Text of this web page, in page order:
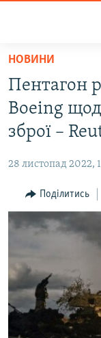
Перейти
основного
матеріалу
Перейти
до
основної
Перейти
до
пошуку
ВІДЕО ТА ФОТО
БЛОГИ
ПОГЛЯД
ІНТЕРВ'Ю
СПЕЦПРОЕКТИ
ДЕПОРТАЦІЯ
ВІДЕОУРОКИ
ЯК ОБІЙТИ
НОВИНИ
Пентагон
Boeing
зброї –
28 листопад 2022,
Поділитись